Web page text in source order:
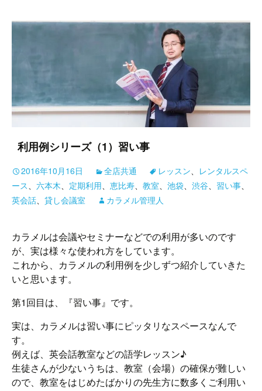
利用例シリーズ（1）習い事
2016年10月16日 全店共通 レッスン、 レンタルスペ
ース、 六本木、 定期利用、 恵比寿、 教室、 池袋、 渋谷、 習い事、
英会話、 貸し会議室 カラメル管理人
カラメルは会議やセミナーなどでの利用が多いのです
が、実は様々な使われ方をしています。
これから、カラメルの利用例を少しずつ紹介していきた
いと思います。
第1回目は、『習い事』です。
実は、カラメルは習い事にピッタリなスペースなんで
す。
例えば、英会話教室などの語学レッスン♪
生徒さんが少ないうちは、教室（会場）の確保が難しい
ので、教室をはじめたばかりの先生方に数多くご利用い